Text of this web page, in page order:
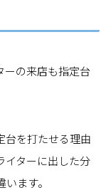
ーの来店も指定台
台を打たせる理由
イターに出した分
ます。